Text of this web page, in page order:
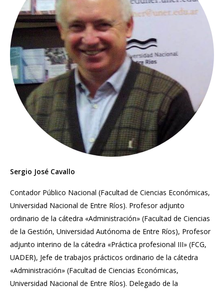
Sergio José Cavallo
Contador Público Nacional (Facultad de Ciencias Económicas,
Universidad Nacional de Entre Ríos). Profesor adjunto
ordinario de la cátedra «Administración» (Facultad de Ciencias
de la Gestión, Universidad Autónoma de Entre Ríos), Profesor
adjunto interino de la cátedra «Práctica profesional III» (FCG,
UADER), Jefe de trabajos prácticos ordinario de la cátedra
«Administración» (Facultad de Ciencias Económicas,
Universidad Nacional de Entre Ríos). Delegado de la